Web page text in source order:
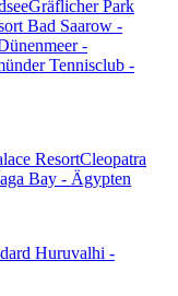
Gräflicher Park
Bad Saarow -
-
Tennisclub -
ResortCleopatra
Bay - Ägypten
Huruvalhi -